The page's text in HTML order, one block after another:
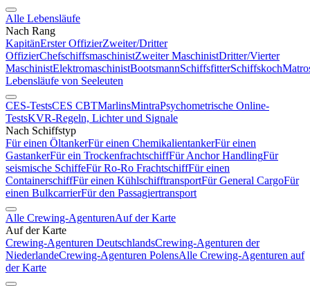
Alle Lebensläufe
Nach Rang
KapitänErster OffizierZweiter/Dritter
OffizierChefschiffsmaschinistZweiter MaschinistDritter/Vierter
MaschinistElektromaschinistBootsmannSchiffsfitterSchiffskoch
Lebensläufe von Seeleuten
CES-TestsCES CBTMarlinsMintraPsychometrische Online-
TestsKVR-Regeln, Lichter und Signale
Nach Schiffstyp
Für einen ÖltankerFür einen ChemikalientankerFür einen
GastankerFür ein TrockenfrachtschiffFür Anchor HandlingFür
seismische SchiffeFür Ro-Ro FrachtschiffFür einen
ContainerschiffFür einen KühlschifftransportFür General CargoFür
einen BulkcarrierFür den Passagiertransport
Alle Crewing-AgenturenAuf der Karte
Auf der Karte
Crewing-Agenturen DeutschlandsCrewing-Agenturen der
NiederlandeCrewing-Agenturen PolensAlle Crewing-Agenturen auf
der Karte